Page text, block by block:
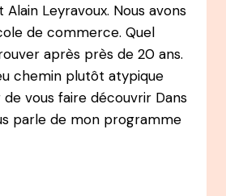
Leyravoux. Nous avons
de commerce. Quel
après près de 20 ans.
chemin plutôt atypique
de vous faire découvrir Dans
parle de mon programme